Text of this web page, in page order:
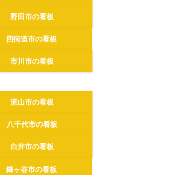
野田市の看板
四街道市の看板
市川市の看板
流山市の看板
八千代市の看板
白井市の看板
鎌ヶ谷市の看板